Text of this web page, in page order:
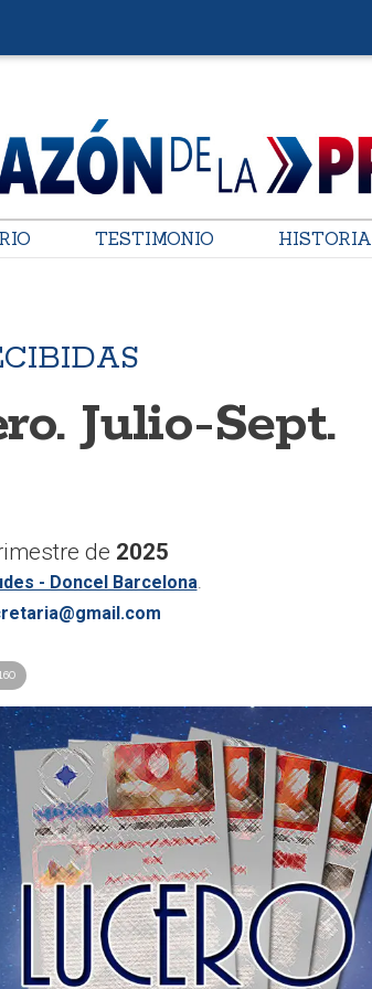
TESTIMONIO HISTORIA
Julio-Sept.
de 2025
- Doncel Barcelona.